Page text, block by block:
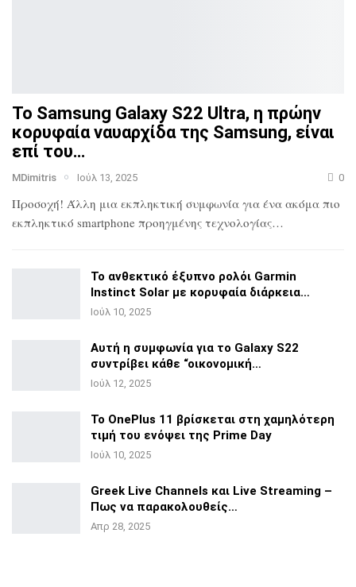
Το Samsung Galaxy S22 Ultra, η πρώην
κορυφαία ναυαρχίδατης Samsung, είναι
επί του…
MDimitris Ιούλ 13, 2025 0
Προσοχή! Άλλη μια εκπληκτική συμφωνία για ένα ακόμα πιο
εκπληκτικό smartphone προηγμένης τεχνολογίας…
Το ανθεκτικό έξυπνο ρολόι Garmin
Instinct Solar με κορυφαία διάρκεια…
Ιούλ 10, 2025
Αυτή η συμφωνία για το Galaxy S22
συντρίβει κάθε “οικονομική…
Ιούλ 12, 2025
Το OnePlus 11 βρίσκεται στη χαμηλότερη
τιμή του ενόψει της Prime Day
Ιούλ 10, 2025
Greek Live Channels και Live Streaming –
Πως να παρακολουθείς…
Απρ 28, 2025